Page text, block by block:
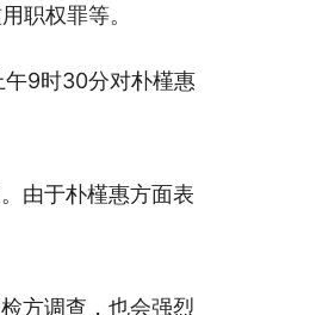
职权罪等。
午9时30分对朴槿惠
由于朴槿惠方面表
方调查，也会强烈